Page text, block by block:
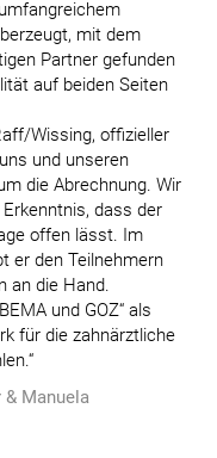
mit dem
Partner gefunden
auf beiden Seiten
Wissing, offizieller
und unseren
die Abrechnung. Wir
dass der
offen lässt. Im
er den Teilnehmern
an die Hand.
und GOZ“ als
für die zahnärztliche
& Manuela